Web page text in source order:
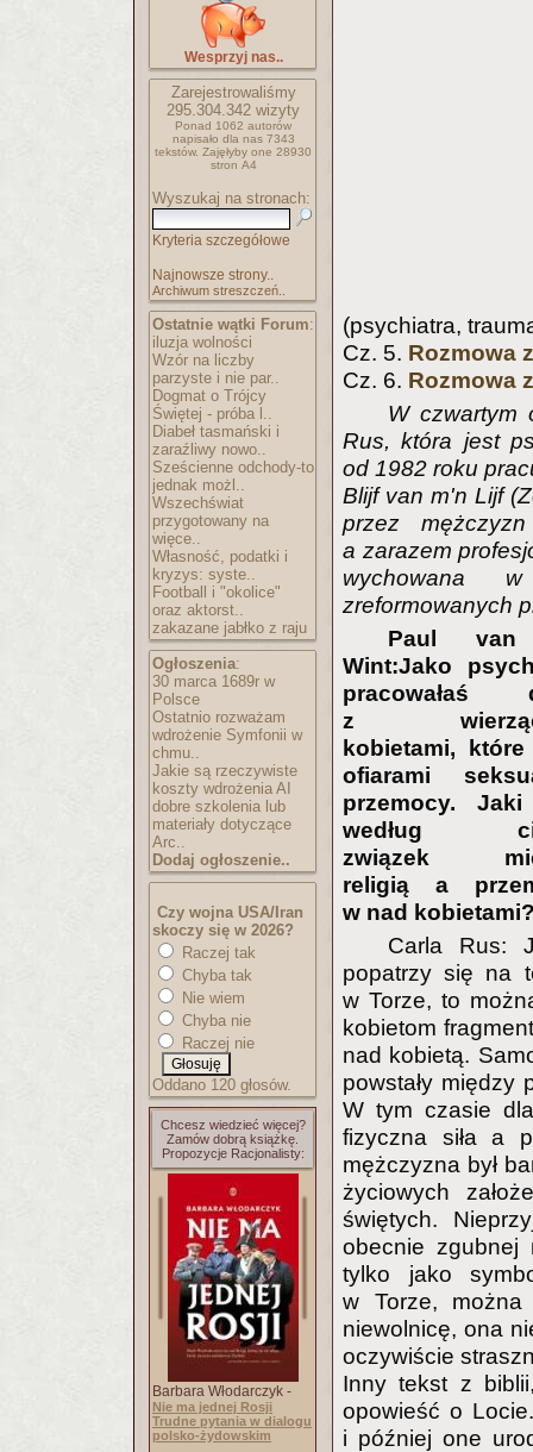
Wesprzyj nas..
Zarejestrowaliśmy
295.304.342 wizyty
Ponad 1062 autorów
napisało dla nas 7343
tekstów. Zajęłyby one 28930
stron A4
Wyszukaj na stronach:
Kryteria szczegółowe
Najnowsze strony..
Archiwum streszczeń..
Ostatnie wątki Forum:
iluzja wolności
Wzór na liczby
parzyste i nie par..
Dogmat o Trójcy
Świętej - próba l..
Diabeł tasmański i
zaraźliwy nowo..
Sześcienne odchody-to
jednak możl..
Wszechświat
przygotowany na
więce..
Własność, podatki i
kryzys: syste..
Football i "okolice"
oraz aktorst..
zakazane jabłko z raju
Ogłoszenia:
30 marca 1689r w
Polsce
Ostatnio rozważam
wdrożenie Symfonii w
chmu..
Jakie są rzeczywiste
koszty wdrożenia AI
dobre szkolenia lub
materiały dotyczące
Arc..
Dodaj ogłoszenie..
Czy wojna USA/Iran
skoczy się w 2026?
Raczej tak
Chyba tak
Nie wiem
Chyba nie
Raczej nie
Oddano 120 głosów.
Chcesz wiedzieć więcej?
Zamów dobrą książkę.
Propozycje Racjonalisty:
Barbara Włodarczyk -
Nie ma jednej Rosji
Trudne pytania w dialogu
polsko-żydowskim
(psychiatra,
Cz. 5. Rozmowa
Cz. 6. Rozmowa
W czwartym
Rus, która jest
od 1982 roku
Blijf van m'n Lijf
przez
a zarazem
wychowana
zreformowanych
Paul
Wint:Jako
pracowałaś
z
kobietami, które
ofiarami
przemocy.
według
związek
religią a
w nad
Carla Rus:
popatrzy się na
w Torze, to
kobietom
nad kobietą.
powstały między
W tym czasie
fizyczna siła a
mężczyzna był
życiowych
świętych.
obecnie zgubnej
tylko jako
w Torze, można
niewolnicę, ona
oczywiście
Inny tekst z
opowieść o
i później one